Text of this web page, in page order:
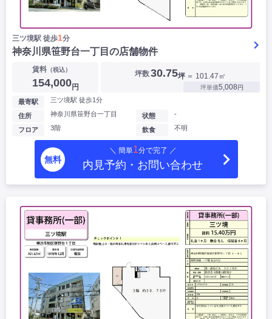
三ツ境駅 徒歩1分
神奈川県笹野台一丁目の店舗物件
賃料（税込）
154,000円
坪数30.75坪 ＝ 101.47㎡
坪単価5,008円
最寄駅 三ツ境駅 徒歩1分
住所 神奈川県笹野台一丁目
フロア 3階
状態 -
飲食 不明
無料
＼ 簡単1分で完了 ／
内見予約・お問い合わせ